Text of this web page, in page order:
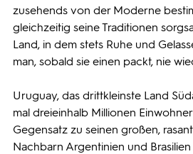
zusehends von der Moderne
gleichzeitig seine Traditionen
Land, in dem stets Ruhe und
man, sobald sie einen packt, nie
Uruguay, das drittkleinste Land
mal dreieinhalb Millionen
Gegensatz zu seinen großen,
Nachbarn Argentinien und